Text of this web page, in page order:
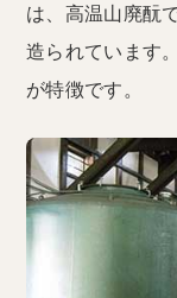
は、高温山廃酛
造られています
が特徴です。